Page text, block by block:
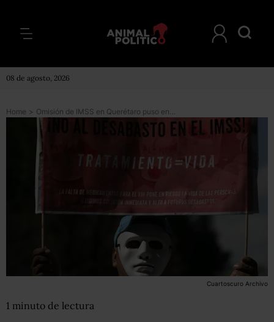
08 de agosto, 2026
Home > Omisión de IMSS en Querétaro puso en peligro a paciente con VIH, deben darle medicamento: SCJN
Cuartoscuro Archivo
1 minuto de lectura